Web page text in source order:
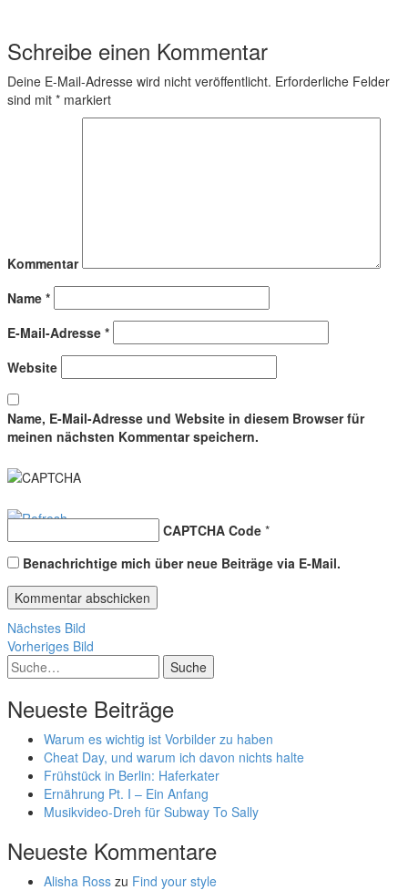
Schreibe einen Kommentar
Deine E-Mail-Adresse wird nicht veröffentlicht. Erforderliche Felder
sind mit * markiert
Kommentar
Name *
E-Mail-Adresse *
Website
Name, E-Mail-Adresse und Website in diesem Browser für
meinen nächsten Kommentar speichern.
CAPTCHA Code *
Benachrichtige mich über neue Beiträge via E-Mail.
Nächstes Bild
Vorheriges Bild
Suche
Neueste Beiträge
Warum es wichtig ist Vorbilder zu haben
Cheat Day, und warum ich davon nichts halte
Frühstück in Berlin: Haferkater
Ernährung Pt. I – Ein Anfang
Musikvideo-Dreh für Subway To Sally
Neueste Kommentare
Alisha Ross zu Find your style